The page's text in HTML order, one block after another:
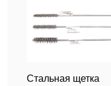
Стальная щетка